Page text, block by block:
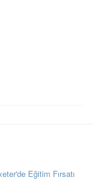
Eğitim Fırsatı